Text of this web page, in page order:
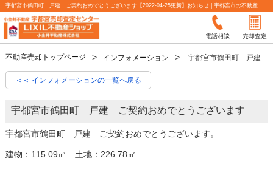
宇都宮市鶴田町 戸建 ご契約おめでとうございます【2022-04-25更新】お知らせ | 宇都宮市の不動産売却査定なら小金井不動産
電話相談 売却査定
不動産売却トップページ インフォメーション 宇都宮市鶴田町 戸建 ご
＜＜ インフォメーションの一覧へ戻る
宇都宮市鶴田町 戸建 ご契約おめでとうございます
宇都宮市鶴田町 戸建 ご契約おめでとうございます。
建物：115.09㎡ 土地：226.78㎡